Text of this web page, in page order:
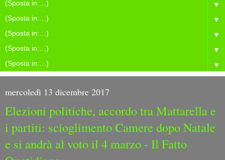
▼
▼
▼
▼
▼
mercoledì 13 dicembre 2017
Elezioni politiche, accordo tra Mattarella e
i partiti: scioglimento Camere dopo Natale
e si andrà al voto il 4 marzo - Il Fatto